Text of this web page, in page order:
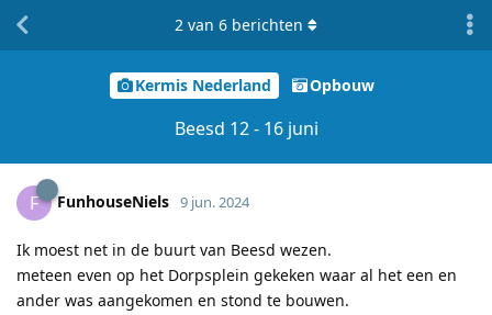
Kermis Nederland Opbouw
Beesd 12 - 16 juni
2 van 6 berichten
F FunhouseNiels 9 jun. 2024
Ik moest net in de buurt van Beesd wezen.
meteen even op het Dorpsplein gekeken waar al het een en
ander was aangekomen en stond te bouwen.